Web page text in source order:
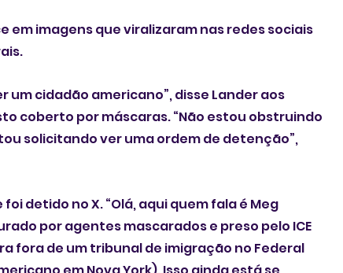
imagens que viralizaram nas redes sociais
cidadão americano”, disse Lander aos
coberto por máscaras. “Não estou obstruindo
solicitando ver uma ordem de detenção”,
detido no X. “Olá, aqui quem fala é Meg
por agentes mascarados e preso pelo ICE
fora de um tribunal de imigração no Federal